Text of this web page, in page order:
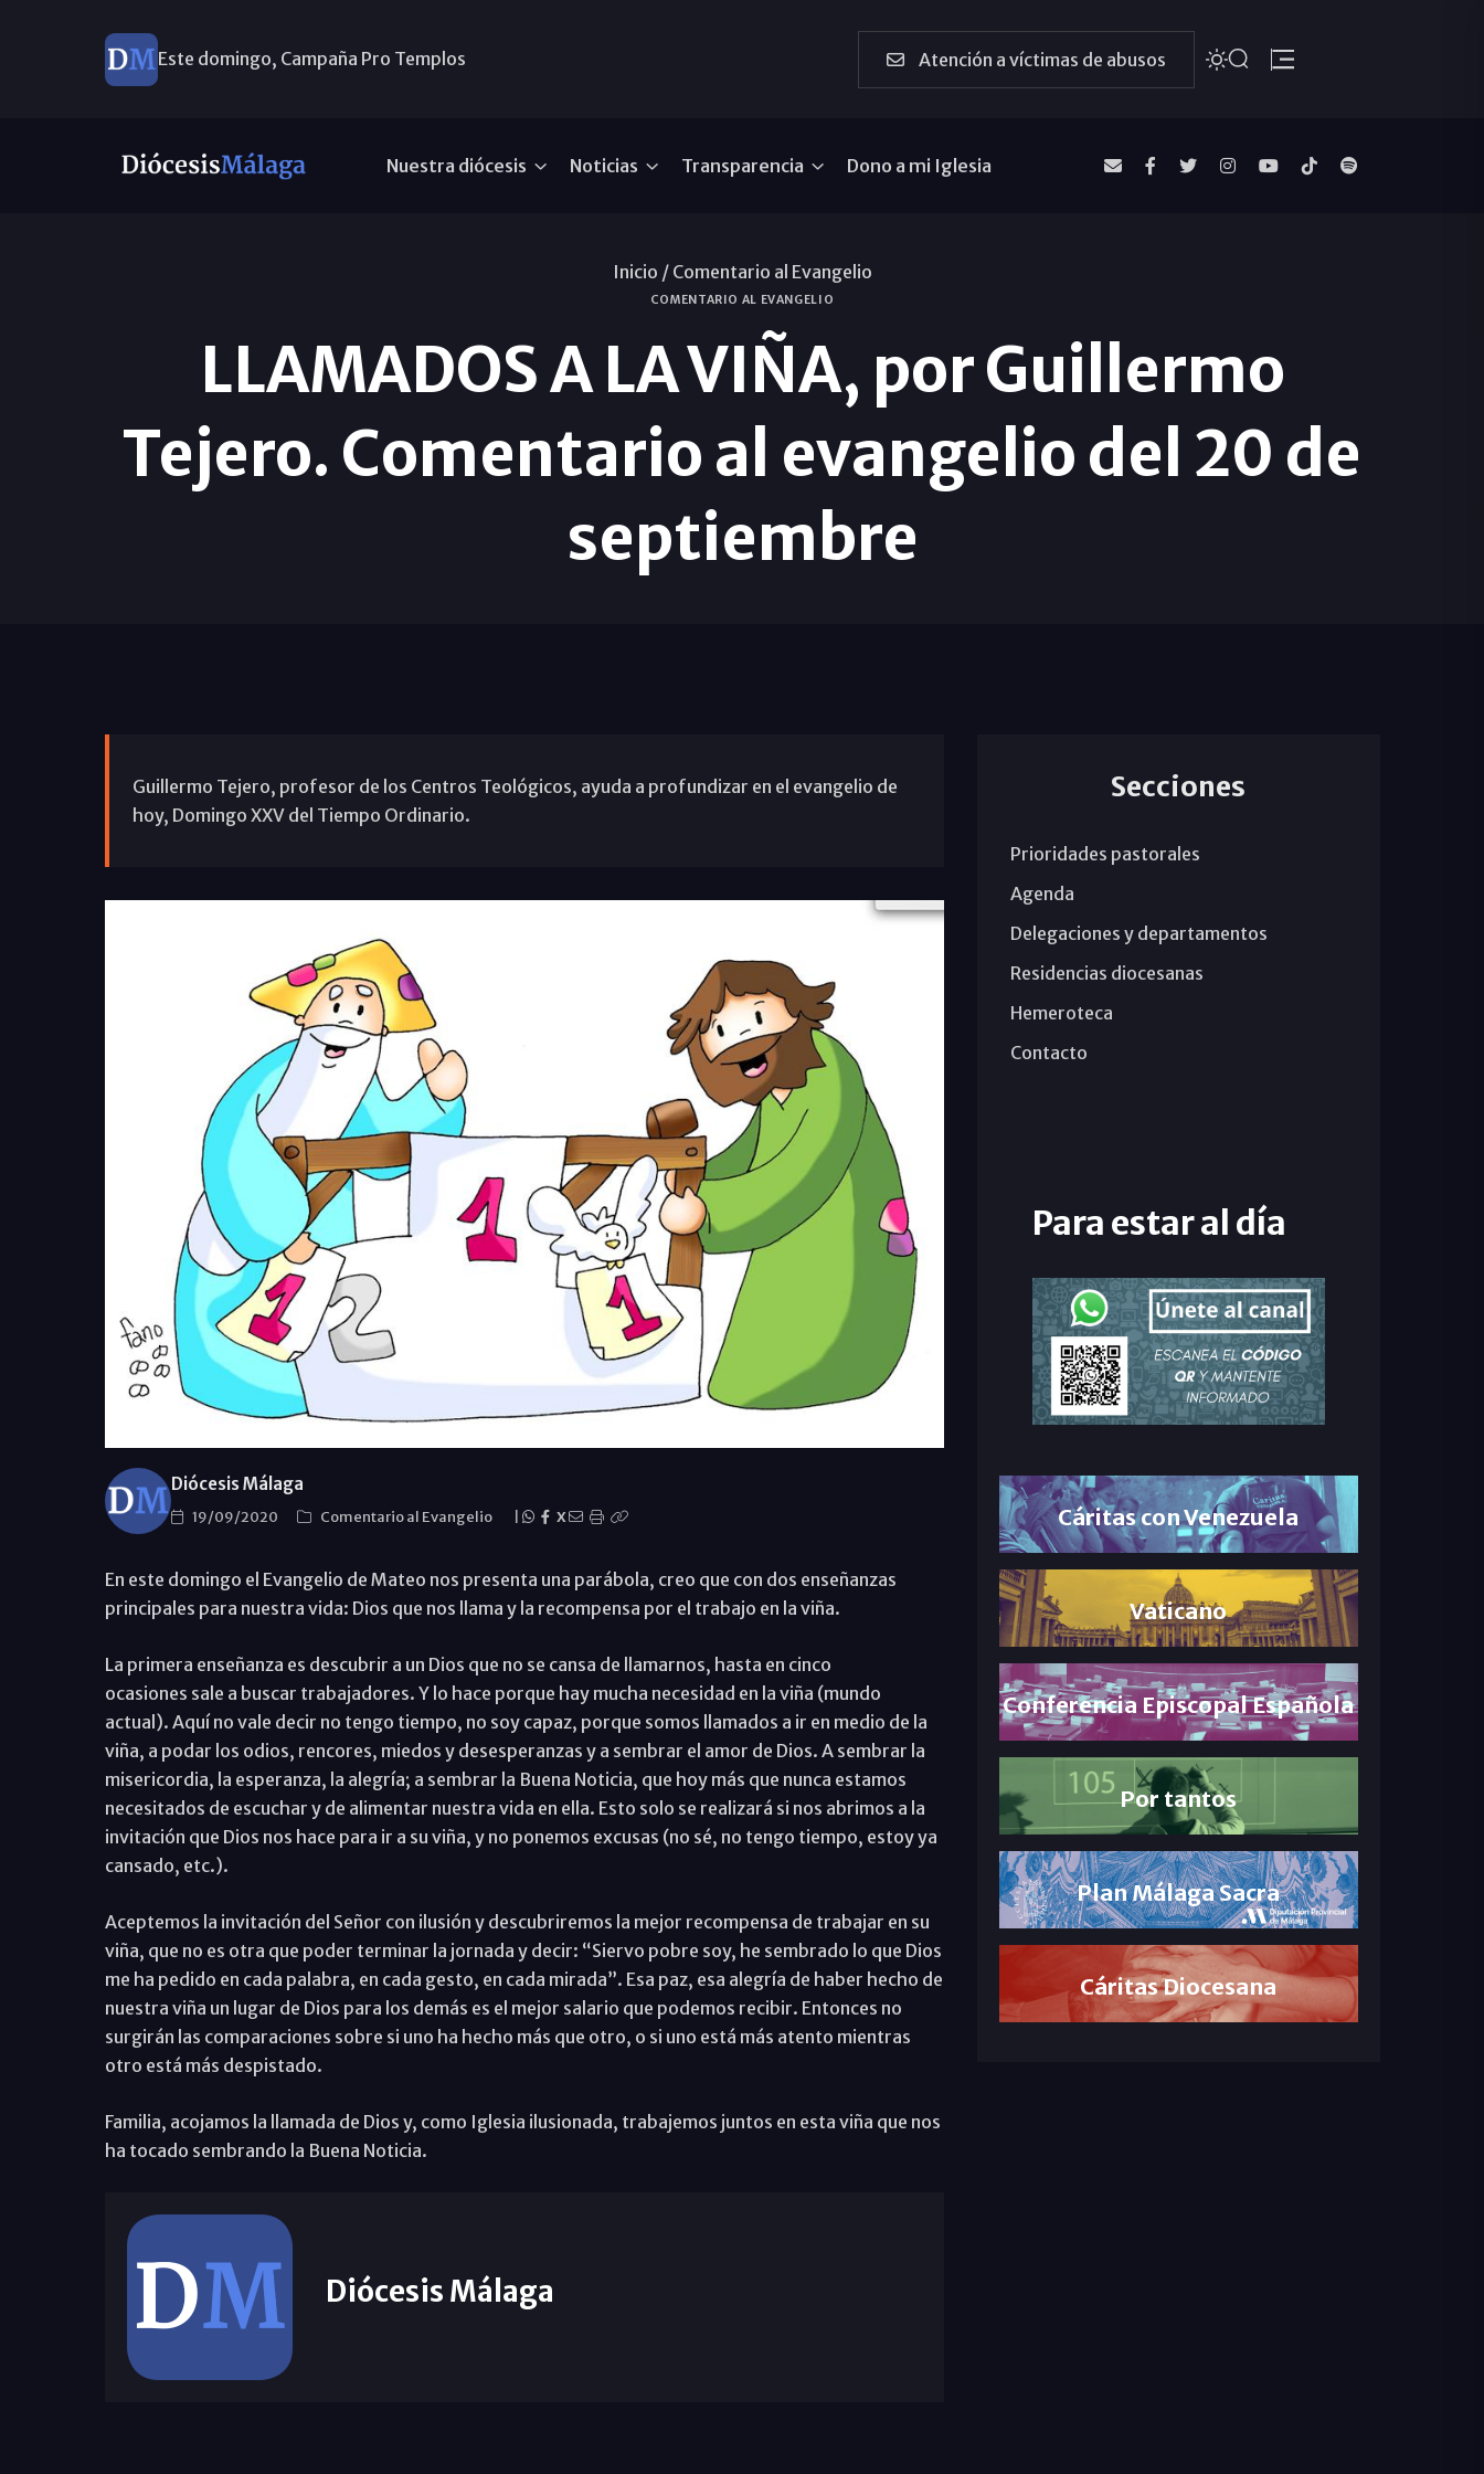
Este domingo, Campaña Pro Templos Atención a víctimas de abusos
Nuestra diócesis Noticias Transparencia Dono a mi Iglesia
Inicio / Comentario al Evangelio
COMENTARIO AL EVANGELIO
LLAMADOS A LA VIÑA, por Guillermo
Tejero. Comentario al evangelio del 20 de
septiembre
Guillermo Tejero, profesor de los Centros Teológicos, ayuda a profundizar en el evangelio de
hoy, Domingo XXV del Tiempo Ordinario.
Diócesis Málaga
19/09/2020 Comentario al Evangelio X
En este domingo el Evangelio de Mateo nos presenta una parábola, creo que con dos enseñanzas
principales para nuestra vida: Dios que nos llama y la recompensa por el trabajo en la viña.
La primera enseñanza es descubrir a un Dios que no se cansa de llamarnos, hasta en cinco
ocasiones sale a buscar trabajadores. Y lo hace porque hay mucha necesidad en la viña (mundo
actual). Aquí no vale decir no tengo tiempo, no soy capaz, porque somos llamados a ir en medio de la
viña, a podar los odios, rencores, miedos y desesperanzas y a sembrar el amor de Dios. A sembrar la
misericordia, la esperanza, la alegría; a sembrar la Buena Noticia, que hoy más que nunca estamos
necesitados de escuchar y de alimentar nuestra vida en ella. Esto solo se realizará si nos abrimos a la
invitación que Dios nos hace para ir a su viña, y no ponemos excusas (no sé, no tengo tiempo, estoy ya
cansado, etc.).
Aceptemos la invitación del Señor con ilusión y descubriremos la mejor recompensa de trabajar en su
viña, que no es otra que poder terminar la jornada y decir: “Siervo pobre soy, he sembrado lo que Dios
me ha pedido en cada palabra, en cada gesto, en cada mirada”. Esa paz, esa alegría de haber hecho de
nuestra viña un lugar de Dios para los demás es el mejor salario que podemos recibir. Entonces no
surgirán las comparaciones sobre si uno ha hecho más que otro, o si uno está más atento mientras
otro está más despistado.
Familia, acojamos la llamada de Dios y, como Iglesia ilusionada, trabajemos juntos en esta viña que nos
ha tocado sembrando la Buena Noticia.
Diócesis Málaga
Secciones
Prioridades pastorales
Agenda
Delegaciones y departamentos
Residencias diocesanas
Hemeroteca
Contacto
Para estar al día
Cáritas con Venezuela
Vaticano
Conferencia Episcopal Española
Por tantos
Plan Málaga Sacra
Cáritas Diocesana